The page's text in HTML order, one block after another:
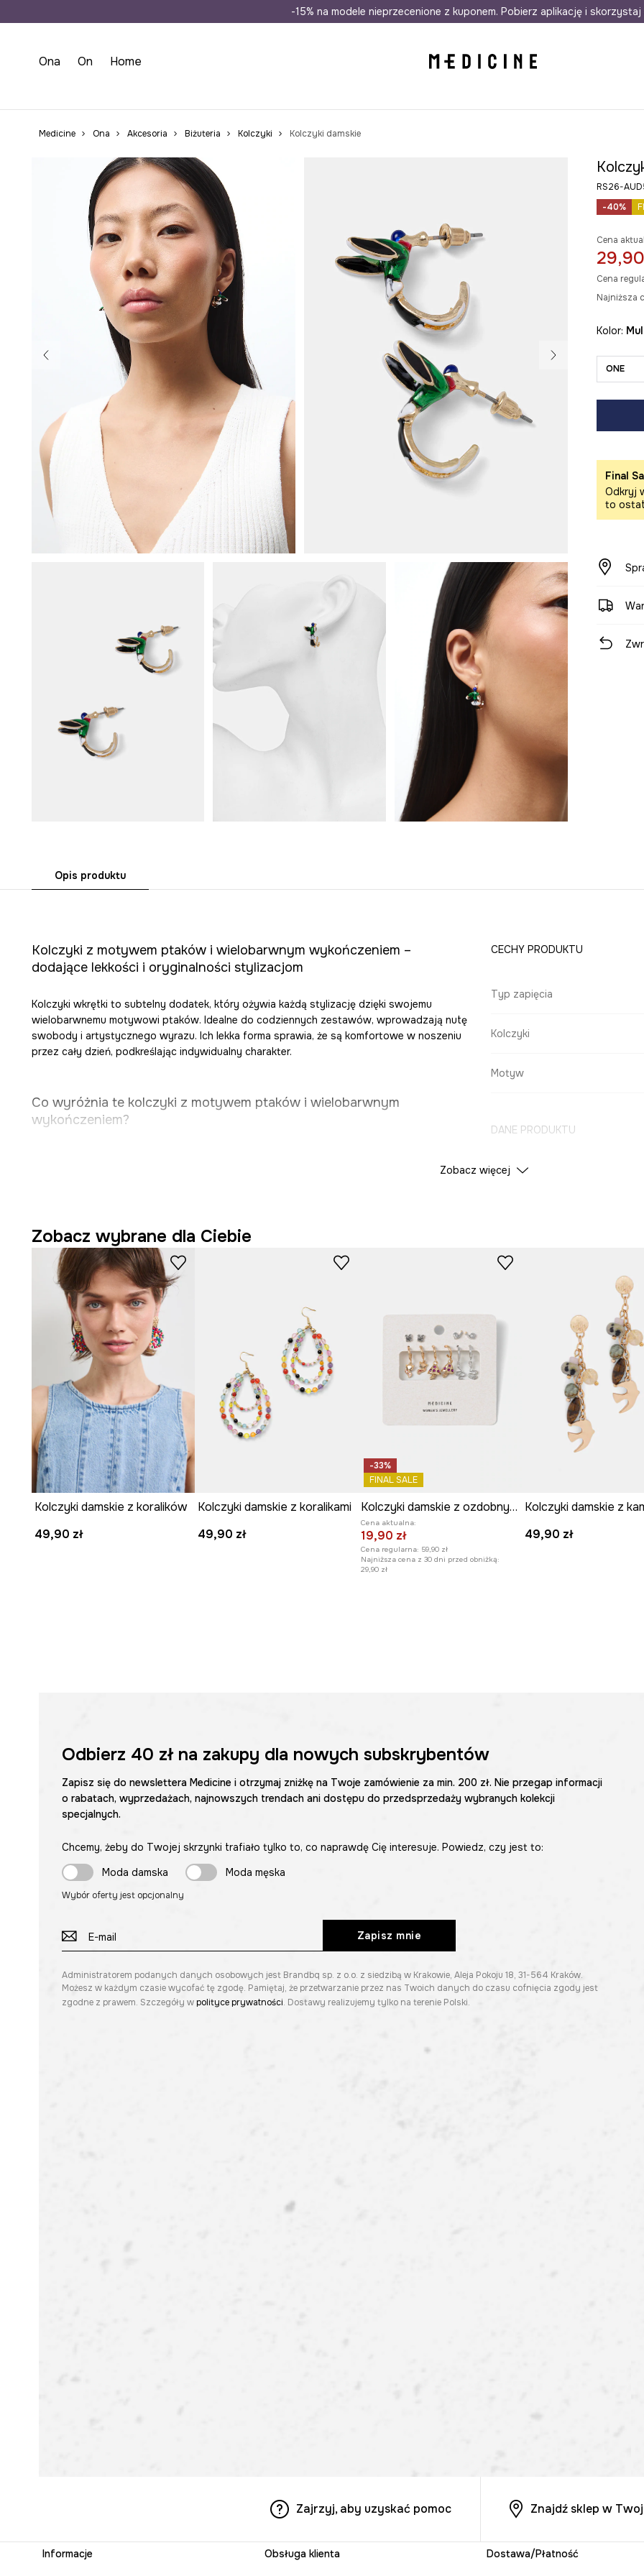
Wysyłka nawet w 24h Darmowa dostawa do salonów 30
-15% na modele nieprzecenione z kuponem. Pobierz aplikację i skorzystaj
Ona On Home
Medicine Ona Akcesoria Biżuteria Kolczyki Kolczyki damskie
RS26-
-40%
Cena
Cena
Najniższa
Kolor:
ONE
Final
Odkryj
to
Opis produktu
Kolczyki z motywem ptaków i wielobarwnym wykończeniem –
dodające lekkości i oryginalności stylizacjom
Kolczyki wkrętki to subtelny dodatek, który ożywia każdą stylizację dzięki swojemu
wielobarwnemu motywowi ptaków. Idealne do codziennych zestawów, wprowadzają nutę
swobody i artystycznego wyrazu. Ich lekka forma sprawia, że są komfortowe w noszeniu
przez cały dzień, podkreślając indywidualny charakter.
Co wyróżnia te kolczyki z motywem ptaków i wielobarwnym
wykończeniem?
Wielobarwny motyw ptaków
ożywia kolczyki, wprowadzając radosny i
artystyczny akcent.
Swobodny styl sprawia, że kolczyki doskonale
zestawy.
Lekka konstrukcja kolczyków sprzyja komfortowemu noszeniu
dzień.
Ich oryginalny design podkreśla indywidualny charakter
stylizacjom wyrazu.
CECHY PRODUKTU
Typ zapięcia
Kolczyki
Motyw
DANE PRODUKTU
Kolor
Producent
Zobacz więcej
Zobacz wybrane dla Ciebie
Kolczyki damskie z koralików
49,90 zł
Kolczyki damskie z koralikami
49,90 zł
-33%
FINAL SALE
Kolczyki damskie z ozdobnymi zawieszkami (5-pack)
Cena aktualna:
19,90 zł
Cena regularna: 59,90 zł
Najniższa cena z 30 dni przed obniżką:
29,90 zł
49,90 zł
Odbierz 40 złna zakupy dla nowych subskrybentów
Zapisz się do newslettera Medicine i otrzymaj zniżkę na Twoje zamówienie za min. 200 zł. Nie przegap informacji
o rabatach, wyprzedażach, najnowszych trendach ani dostępu do przedsprzedaży wybranych kolekcji
specjalnych.
Chcemy, żeby do Twojej skrzynki trafiało tylko to, co naprawdę Cię interesuje. Powiedz, czy jest to:
Moda damska
Moda męska
Wybór oferty jest opcjonalny
Zapisz mnie
Administratorem podanych danych osobowych jest Brandbq sp. z o.o. z siedzibą w Krakowie, Aleja Pokoju 18, 31-564 Kraków.
Możesz w każdym czasie wycofać tę zgodę. Pamiętaj, że przetwarzanie przez nas Twoich danych do czasu cofnięcia zgody jest
zgodne z prawem. Szczegóły w polityce prywatności. Dostawy realizujemy tylko na terenie Polski.
Zajrzyj, aby uzyskać pomoc Znajdź sklep w
Informacje Obsługa klienta Dostawa/Płatność